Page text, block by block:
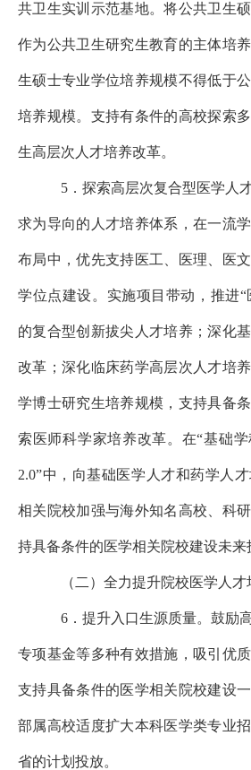
共卫生实训示范基地。将公共卫生
作为公共卫生研究生教育的主体培
生硕士专业学位培养规模不得低于
培养规模。支持有条件的高校探索
生高层次人才培养改革。
5．探索高层次复合型医学人
求为导向的人才培养体系，在一流
布局中，优先支持医工、医理、医
学位点建设。实施项目带动，推进
的复合型创新拔尖人才培养；深化
改革；深化临床药学高层次人才培
学博士研究生培养规模，支持具备
索医师科学家培养改革。在“基础
2.0”中，向基础医学人才和药学人
相关院校加强与海外知名高校、科
持具备条件的医学相关院校建设未来
（二）全力提升院校医学人
6．提升入口生源质量。鼓励
专项基金等多种有效措施，吸引优
支持具备条件的医学相关院校建设
部属高校适度扩大本科医学类专业
省的计划投放。